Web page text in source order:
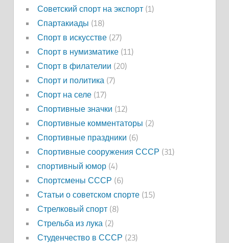
Советский спорт на экспорт(1)
Спартакиады (18)
Спорт в искусстве(27)
Спорт в нумизматике(11)
Спорт в филателии (20)
Спорт и политика (7)
Спорт на селе(17)
Спортивные значки (12)
Спортивные комментаторы (2)
Спортивные праздники (6)
Спортивные сооружения СССР (31)
спортивный юмор(4)
Спортсмены СССР (6)
Статьи о советском спорте(15)
Стрелковый спорт(8)
Стрельба из лука (2)
Студенчество в СССР (23)